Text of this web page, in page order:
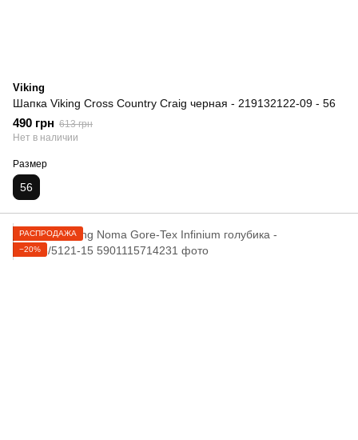
Viking
Шапка Viking Cross Country Craig черная - 219132122-09 - 56
490 грн 613 грн
Нет в наличии
Размер
56
РАСПРОДАЖА
−20%